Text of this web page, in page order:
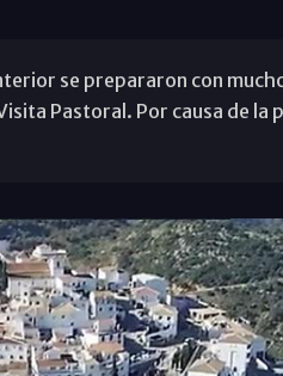
se prepararon con
Pastoral. Por causa de la